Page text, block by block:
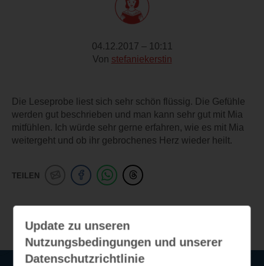
04.12.2017 – 10:11
Von stefaniekerstin
Die Leseprobe liest sich sehr schön flüssig. Die Gefühle
werden gut beschrieben und man kann sehr gut mit Mia
mitfühlen. Ich würde sehr gerne erfahren, wie es mit Mia
weitergeht und ob ihr gebrochenes Herz wieder heilt.
TEILEN
Update zu unseren
Nutzungsbedingungen und unserer
Datenschutzrichtlinie